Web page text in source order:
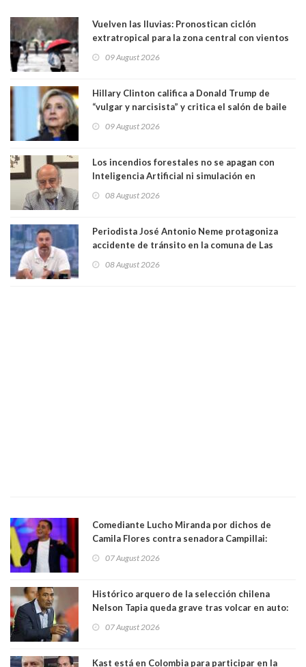
Vuelven las lluvias: Pronostican ciclón
extratropical para la zona central con vientos
09 August 2026
Hillary Clinton califica a Donald Trump de
“vulgar y narcisista” y critica el salón de baile
casa. Y la está destruyendo”
09 August 2026
Los incendios forestales no se apagan con
Inteligencia Artificial ni simulación en
Magister en Asentamientos Humanos PUC
08 August 2026
Periodista José Antonio Neme protagoniza
accidente de tránsito en la comuna de Las
08 August 2026
Comediante Lucho Miranda por dichos de
Camila Flores contra senadora Campillai:
forma de quitar dignidad"
07 August 2026
Histórico arquero de la selección chilena
Nelson Tapia queda grave tras volcar en auto:
07 August 2026
Kast está en Colombia para participar en la